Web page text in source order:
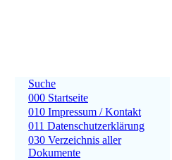
Suche
000 Startseite
010 Impressum / Kontakt
011 Datenschutzerklärung
030 Verzeichnis aller
Dokumente